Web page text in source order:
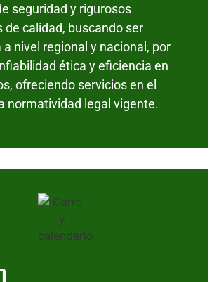
seguridad y rigurosos
de calidad, buscando ser
a nivel regional y nacional, por
ética y eficiencia en
ofreciendo servicios en el
normatividad legal vigente.